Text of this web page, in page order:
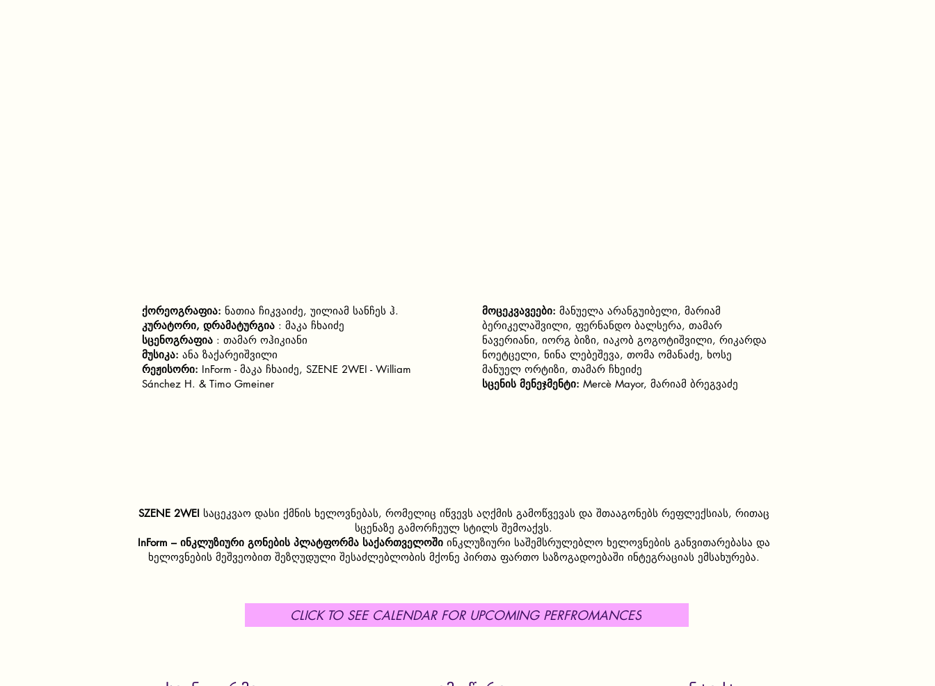
ქორეოგრაფია: ნათია ჩიკვაიძე, უილიამ სანჩეს ჰ.
კურატორი, დრამატურგია : მაკა ჩხაიძე
სცენოგრაფია : თამარ ოჰიკიანი
მუსიკა: ანა ზაქარეიშვილი
რეჟისორი: InForm - მაკა ჩხაიძე, SZENE 2WEI - William
Sánchez H. & Timo Gmeiner
მოცეკვავეები: მანუელა არანგუიბელი, მარიამ
ბერიკელაშვილი, ფერნანდო ბალსერა, თამარ
ნავერიანი, იორგ ბიზი, იაკობ გოგოტიშვილი, რიკარდა
ნოეტცელი, ნინა ლებეშევა, თომა ომანაძე, ხოსე
მანუელ ორტიზი, თამარ ჩხეიძე
სცენის მენეჯმენტი: Mercè Mayor, მარიამ ბრეგვაძე
SZENE 2WEI საცეკვაო დასი ქმნის ხელოვნებას, რომელიც იწვევს აღქმის გამოწვევას და შთააგონებს რეფლექსიას, რითაც
სცენაზე გამორჩეულ სტილს შემოაქვს.
InForm – ინკლუზიური გონების პლატფორმა საქართველოშიინკლუზიური საშემსრულებლო ხელოვნების განვითარებასა და
ხელოვნების მეშვეობით შეზღუდული შესაძლებლობის მქონე პირთა ფართო საზოგადოებაში ინტეგრაციას ემსახურება.
CLICK TO SEE CALENDAR FOR UPCOMING PERFROMANCES